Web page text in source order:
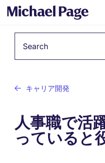
キャリア開発
人事職で活
っていると